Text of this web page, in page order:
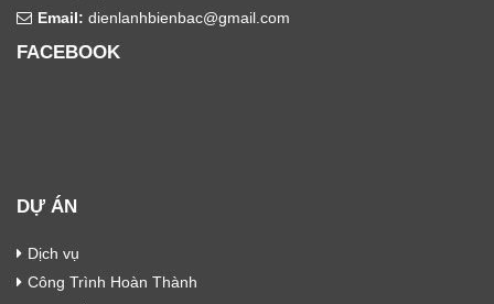
Email: dienlanhbienbac@gmail.com
FACEBOOK
DỰ ÁN
Dịch vụ
Công Trình Hoàn Thành